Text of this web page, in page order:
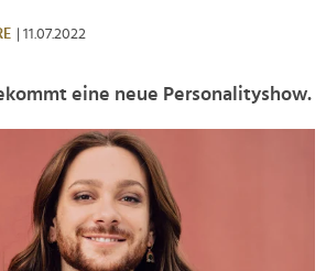
| 11.07.2022
eine neue Personalityshow.